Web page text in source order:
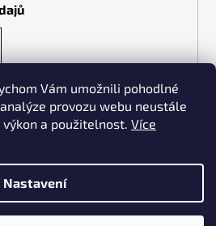
Vám umožnili pohodlné
provozu webu neustále
a použitelnost. Více
Nastavení